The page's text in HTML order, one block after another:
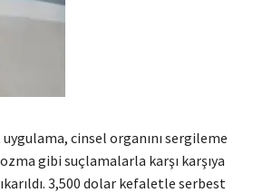
cinsel organını sergileme
gibi suçlamalarla karşı karşıya
3,500 dolar kefaletle serbest